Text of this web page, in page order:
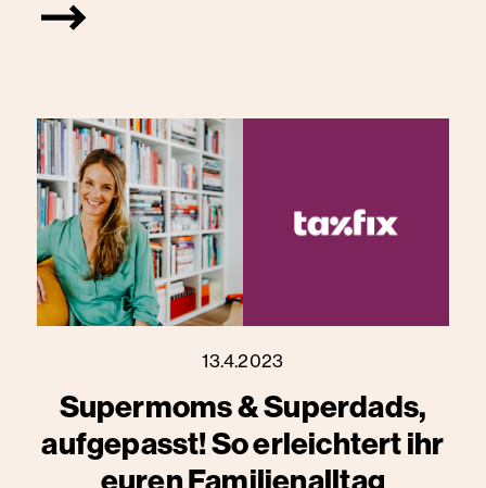
13.4.2023
Supermoms & Superdads,
aufgepasst! So erleichtert ihr